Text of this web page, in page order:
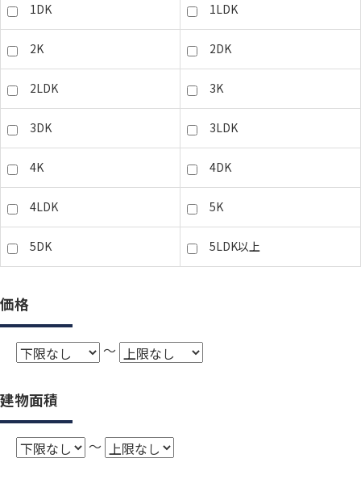
1DK 1LDK
2K 2DK
2LDK 3K
3DK 3LDK
4K 4DK
4LDK 5K
5DK 5LDK以上
価格
～
建物面積
～